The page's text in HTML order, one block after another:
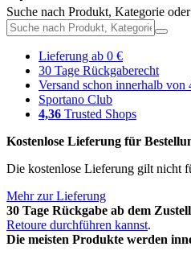
Suche nach Produkt, Kategorie
Lieferung ab 0 €
30 Tage Rückgaberecht
Versand schon innerhalb von
Sportano Club
4,36 Trusted Shops
Kostenlose Lieferung für
Die kostenlose Lieferung gilt nicht
Mehr zur Lieferung
30 Tage Rückgabe ab dem
Retoure durchführen kannst.
Die meisten Produkte werden